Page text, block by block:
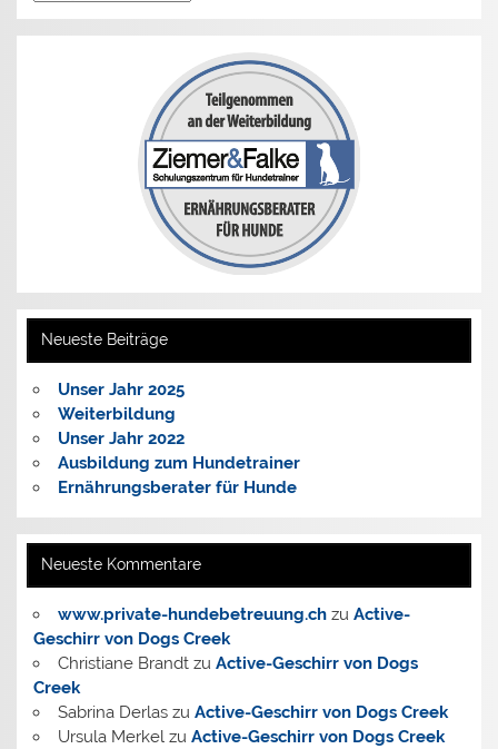
Neueste Beiträge
Unser Jahr 2025
Weiterbildung
Unser Jahr 2022
Ausbildung zum Hundetrainer
Ernährungsberater für Hunde
Neueste Kommentare
www.private-hundebetreuung.chzu Active-
Geschirr von Dogs Creek
Christiane Brandtzu Active-Geschirr von Dogs
Creek
Sabrina Derlaszu Active-Geschirr von Dogs Creek
Ursula Merkelzu Active-Geschirr von Dogs Creek